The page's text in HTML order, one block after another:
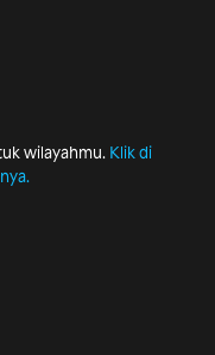
wilayahmu. Klik di